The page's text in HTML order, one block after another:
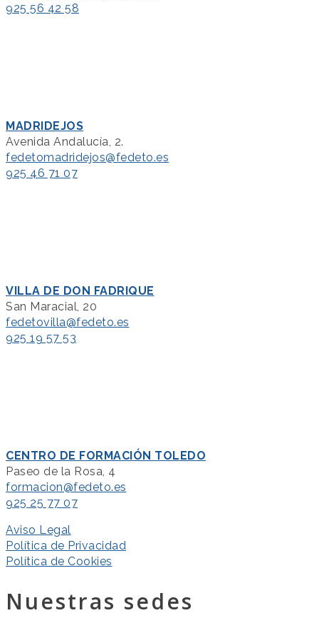
925 56 42 58
MADRIDEJOS
Avenida Andalucía, 2.
fedetomadridejos@fedeto.es
925 46 71 07
VILLA DE DON FADRIQUE
San Maracial, 20
fedetovilla@fedeto.es
925 19 57 53
CENTRO DE FORMACIÓN TOLEDO
Paseo de la Rosa, 4
formacion@fedeto.es
925 25 77 07
Aviso Legal
Política de Privacidad
Política de Cookies
Nuestras sedes